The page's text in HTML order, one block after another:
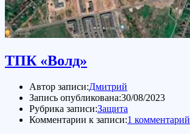
ТПК «Волд»
Автор записи:Дмитрий
Запись опубликована:30/08/2023
Рубрика записи:Защита
Комментарии к записи:1 комментарий